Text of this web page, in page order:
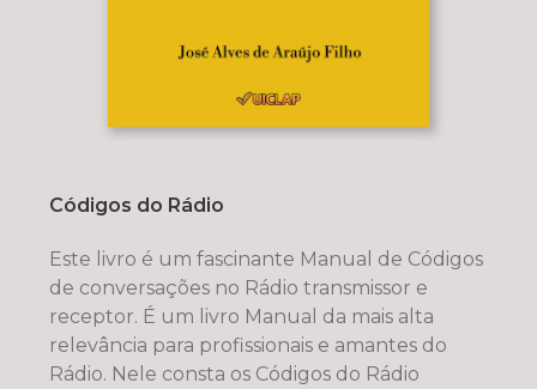
Códigos do Rádio
Este livro é um fascinante Manual de Códigos
de conversações no Rádio transmissor e
receptor. É um livro Manual da mais alta
relevância para profissionais e amantes do
Rádio. Nele consta os Códigos do Rádio